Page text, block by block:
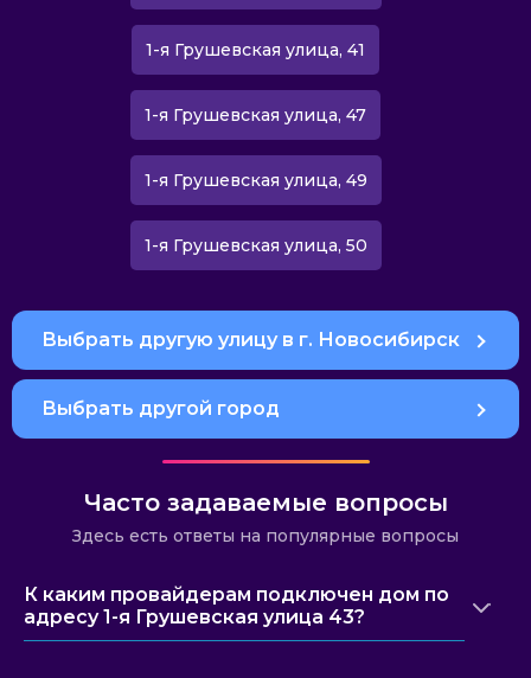
1-я Грушевская улица, 41
1-я Грушевская улица, 47
1-я Грушевская улица, 49
1-я Грушевская улица, 50
Выбрать другую улицу в г. Новосибирск
Выбрать другой город
Часто задаваемые вопросы
Здесь есть ответы на популярные вопросы
К каким провайдерам подключен дом по
адресу 1-я Грушевская улица 43?